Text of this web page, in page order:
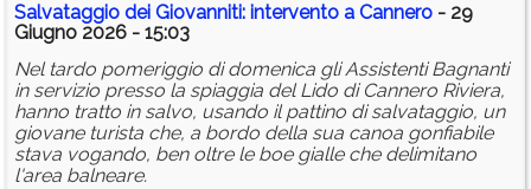
Salvataggio dei Giovanniti: intervento a Cannero - 29
Giugno 2026 - 15:03
Nel tardo pomeriggio di domenica gli Assistenti Bagnanti
in servizio presso la spiaggia del Lido di Cannero Riviera,
hanno tratto in salvo, usando il pattino di salvataggio, un
giovane turista che, a bordo della sua canoa gonfiabile
stava vogando, ben oltre le boe gialle che delimitano
l'area balneare.